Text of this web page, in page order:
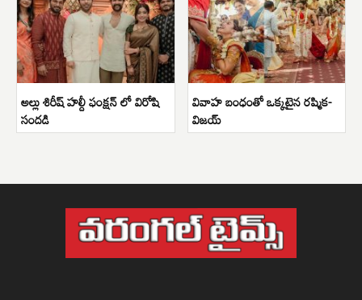
అల్లు శిరీష్ హల్దీ ఫంక్షన్ లో విరోషి
సందడి
వివాహ బంధంతో ఒక్కటైన రష్మిక-
విజయ్